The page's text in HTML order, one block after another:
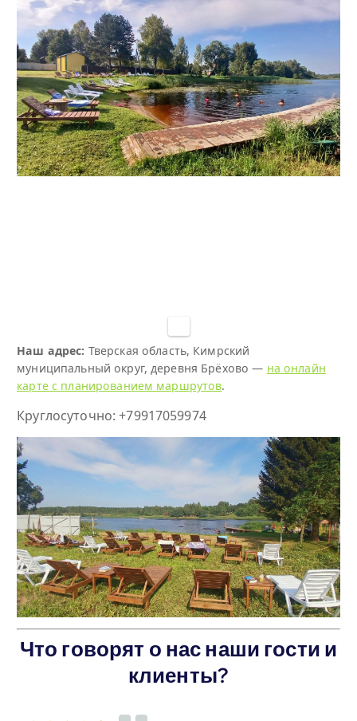
Наш адрес: Тверская область, Кимрский
муниципальный округ, деревня Брёхово — на онлайн
карте c планированием маршрутов.
Круглосуточно: +79917059974
Что говорят о нас наши гости и
клиенты?